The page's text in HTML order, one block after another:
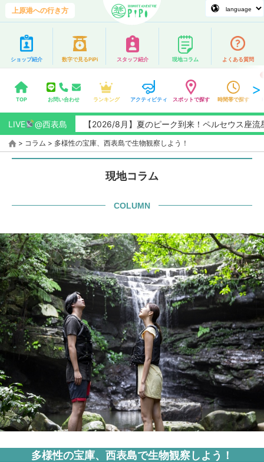
上原港への行き方
ショップ紹介 数字で見るPiPi スタッフ紹介 現地コラム よくある質問
TOP お問い合わせ ランキング アクティビティ スポットで探す 時間帯で探す
LIVE @西表島
【2026/8月】夏のピーク到来！ペルセウス座流星群観測チャ
> コラム > 多様性の宝庫、西表島で生物観察しよう！
現地コラム
COLUMN
多様性の宝庫、西表島で生物観察しよう！